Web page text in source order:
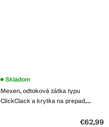
Mexen, odtoková zátka typu
ClickClack a krytka na prepad,
chrómová, 5100-01
Skladom
€62,99